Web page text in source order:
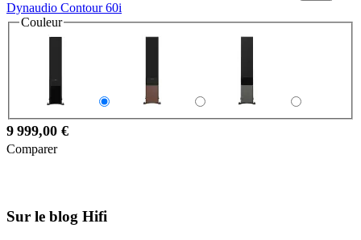
Dynaudio Contour 60i
Couleur
9 999,00 €
Comparer
Sur le blog Hifi